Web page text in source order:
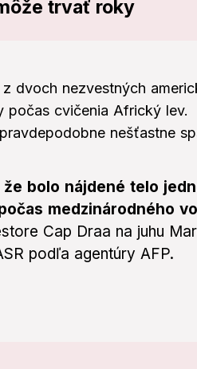
trvať roky
dvoch nezvestných
počas cvičenia Africký lev.
nešťastne
bolo nájdené telo
medzinárodného
Cap Draa na juhu
podľa agentúry AFP.